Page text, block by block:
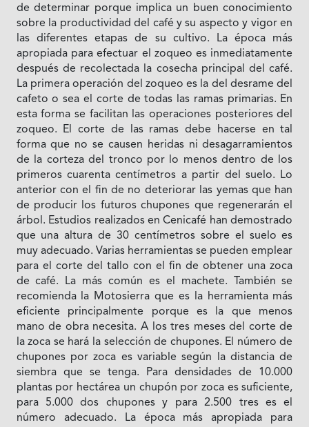
de determinar porque implica un buen conocimiento
sobre la productividad del café y su aspecto y vigor en
las diferentes etapas de su cultivo. La época más
apropiada para efectuar el zoqueo es inmediatamente
después de recolectada la cosecha principal del café.
La primera operación del zoqueo es la del desrame del
cafeto o sea el corte de todas las ramas primarias. En
esta forma se facilitan las operaciones posteriores del
zoqueo. El corte de las ramas debe hacerse en tal
forma que no se causen heridas ni desagarramientos
de la corteza del tronco por lo menos dentro de los
primeros cuarenta centímetros a partir del suelo. Lo
anterior con el fin de no deteriorar las yemas que han
de producir los futuros chupones que regenerarán el
árbol. Estudios realizados en Cenicafé han demostrado
que una altura de 30 centímetros sobre el suelo es
muy adecuado. Varias herramientas se pueden emplear
para el corte del tallo con el fin de obtener una zoca
de café. La más común es el machete. También se
recomienda la Motosierra que es la herramienta más
eficiente principalmente porque es la que menos
mano de obra necesita. A los tres meses del corte de
la zoca se hará la selección de chupones. El número de
chupones por zoca es variable según la distancia de
siembra que se tenga. Para densidades de 10.000
plantas por hectárea un chupón por zoca es suficiente,
para 5.000 dos chupones y para 2.500 tres es el
número adecuado. La época más apropiada para